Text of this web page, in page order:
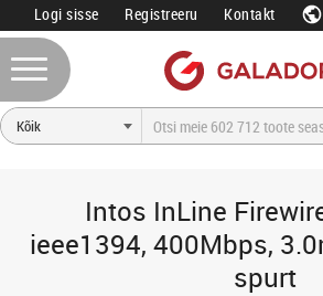
Logi sisse Registreeru Kontakt
Intos InLine
ieee1394, 400Mbps,
spurt